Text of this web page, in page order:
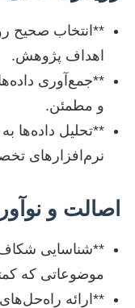
**انتخاب صحیح
اهداف پژوهش.
**جمع‌آوری
و مطمئن.
**تحلیل داده‌ها
نرم‌افزارهای
اصالت و
**شناسایی
موضوعاتی که
**ارائه